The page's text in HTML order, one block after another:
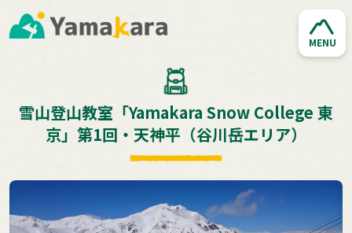
MENU
雪山登山教室「Yamakara Snow College 東
京」第1回・天神平（谷川岳エリア）